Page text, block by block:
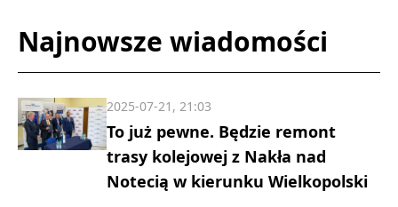
Najnowsze wiadomości
To już pewne. Będzie remont
trasy kolejowej z Nakła nad
Notecią w kierunku Wielkopolski
2025-07-21, 21:03